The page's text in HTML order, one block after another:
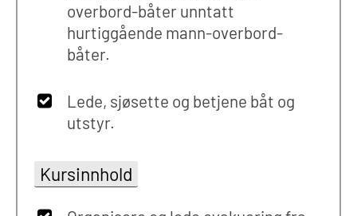
overbord-båter unntatt
hurtiggående mann-overbord-
båter.
Lede, sjøsette og betjene båt og
utstyr.
Kursinnhold